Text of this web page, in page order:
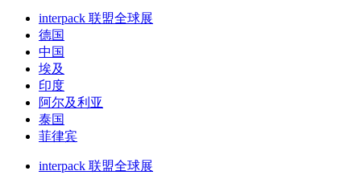
interpack 联盟全球展
德国
中国
埃及
印度
阿尔及利亚
泰国
菲律宾
interpack 联盟全球展